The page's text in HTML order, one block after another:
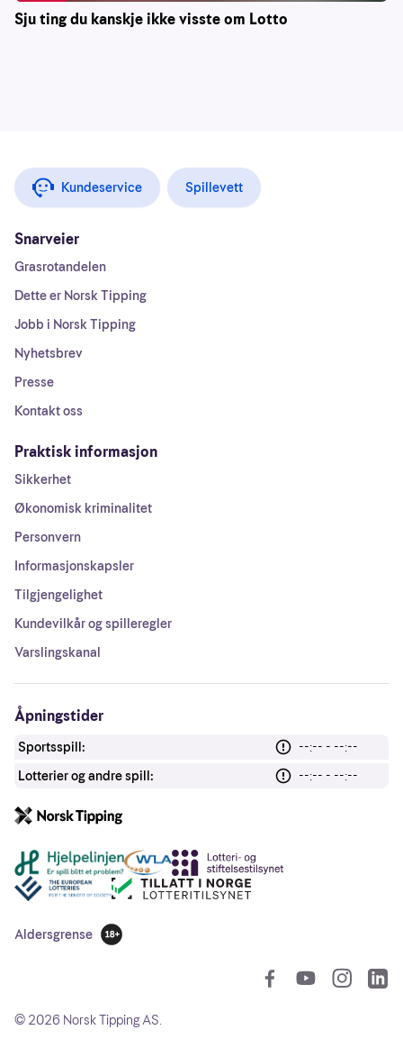
Sju ting du kanskje ikke visste om Lotto
Kundeservice Spillevett
Snarveier
Grasrotandelen
Dette er Norsk Tipping
Jobb i Norsk Tipping
Nyhetsbrev
Presse
Kontakt oss
Praktisk informasjon
Sikkerhet
Økonomisk kriminalitet
Personvern
Informasjonskapsler
Tilgjengelighet
Kundevilkår og spilleregler
Varslingskanal
Åpningstider
Sportsspill:
--:-- - --:--
Lotterier og andre spill:
--:-- - --:--
Andre lenker
Aldersgrense
18 år
© 2026 Norsk Tipping AS.